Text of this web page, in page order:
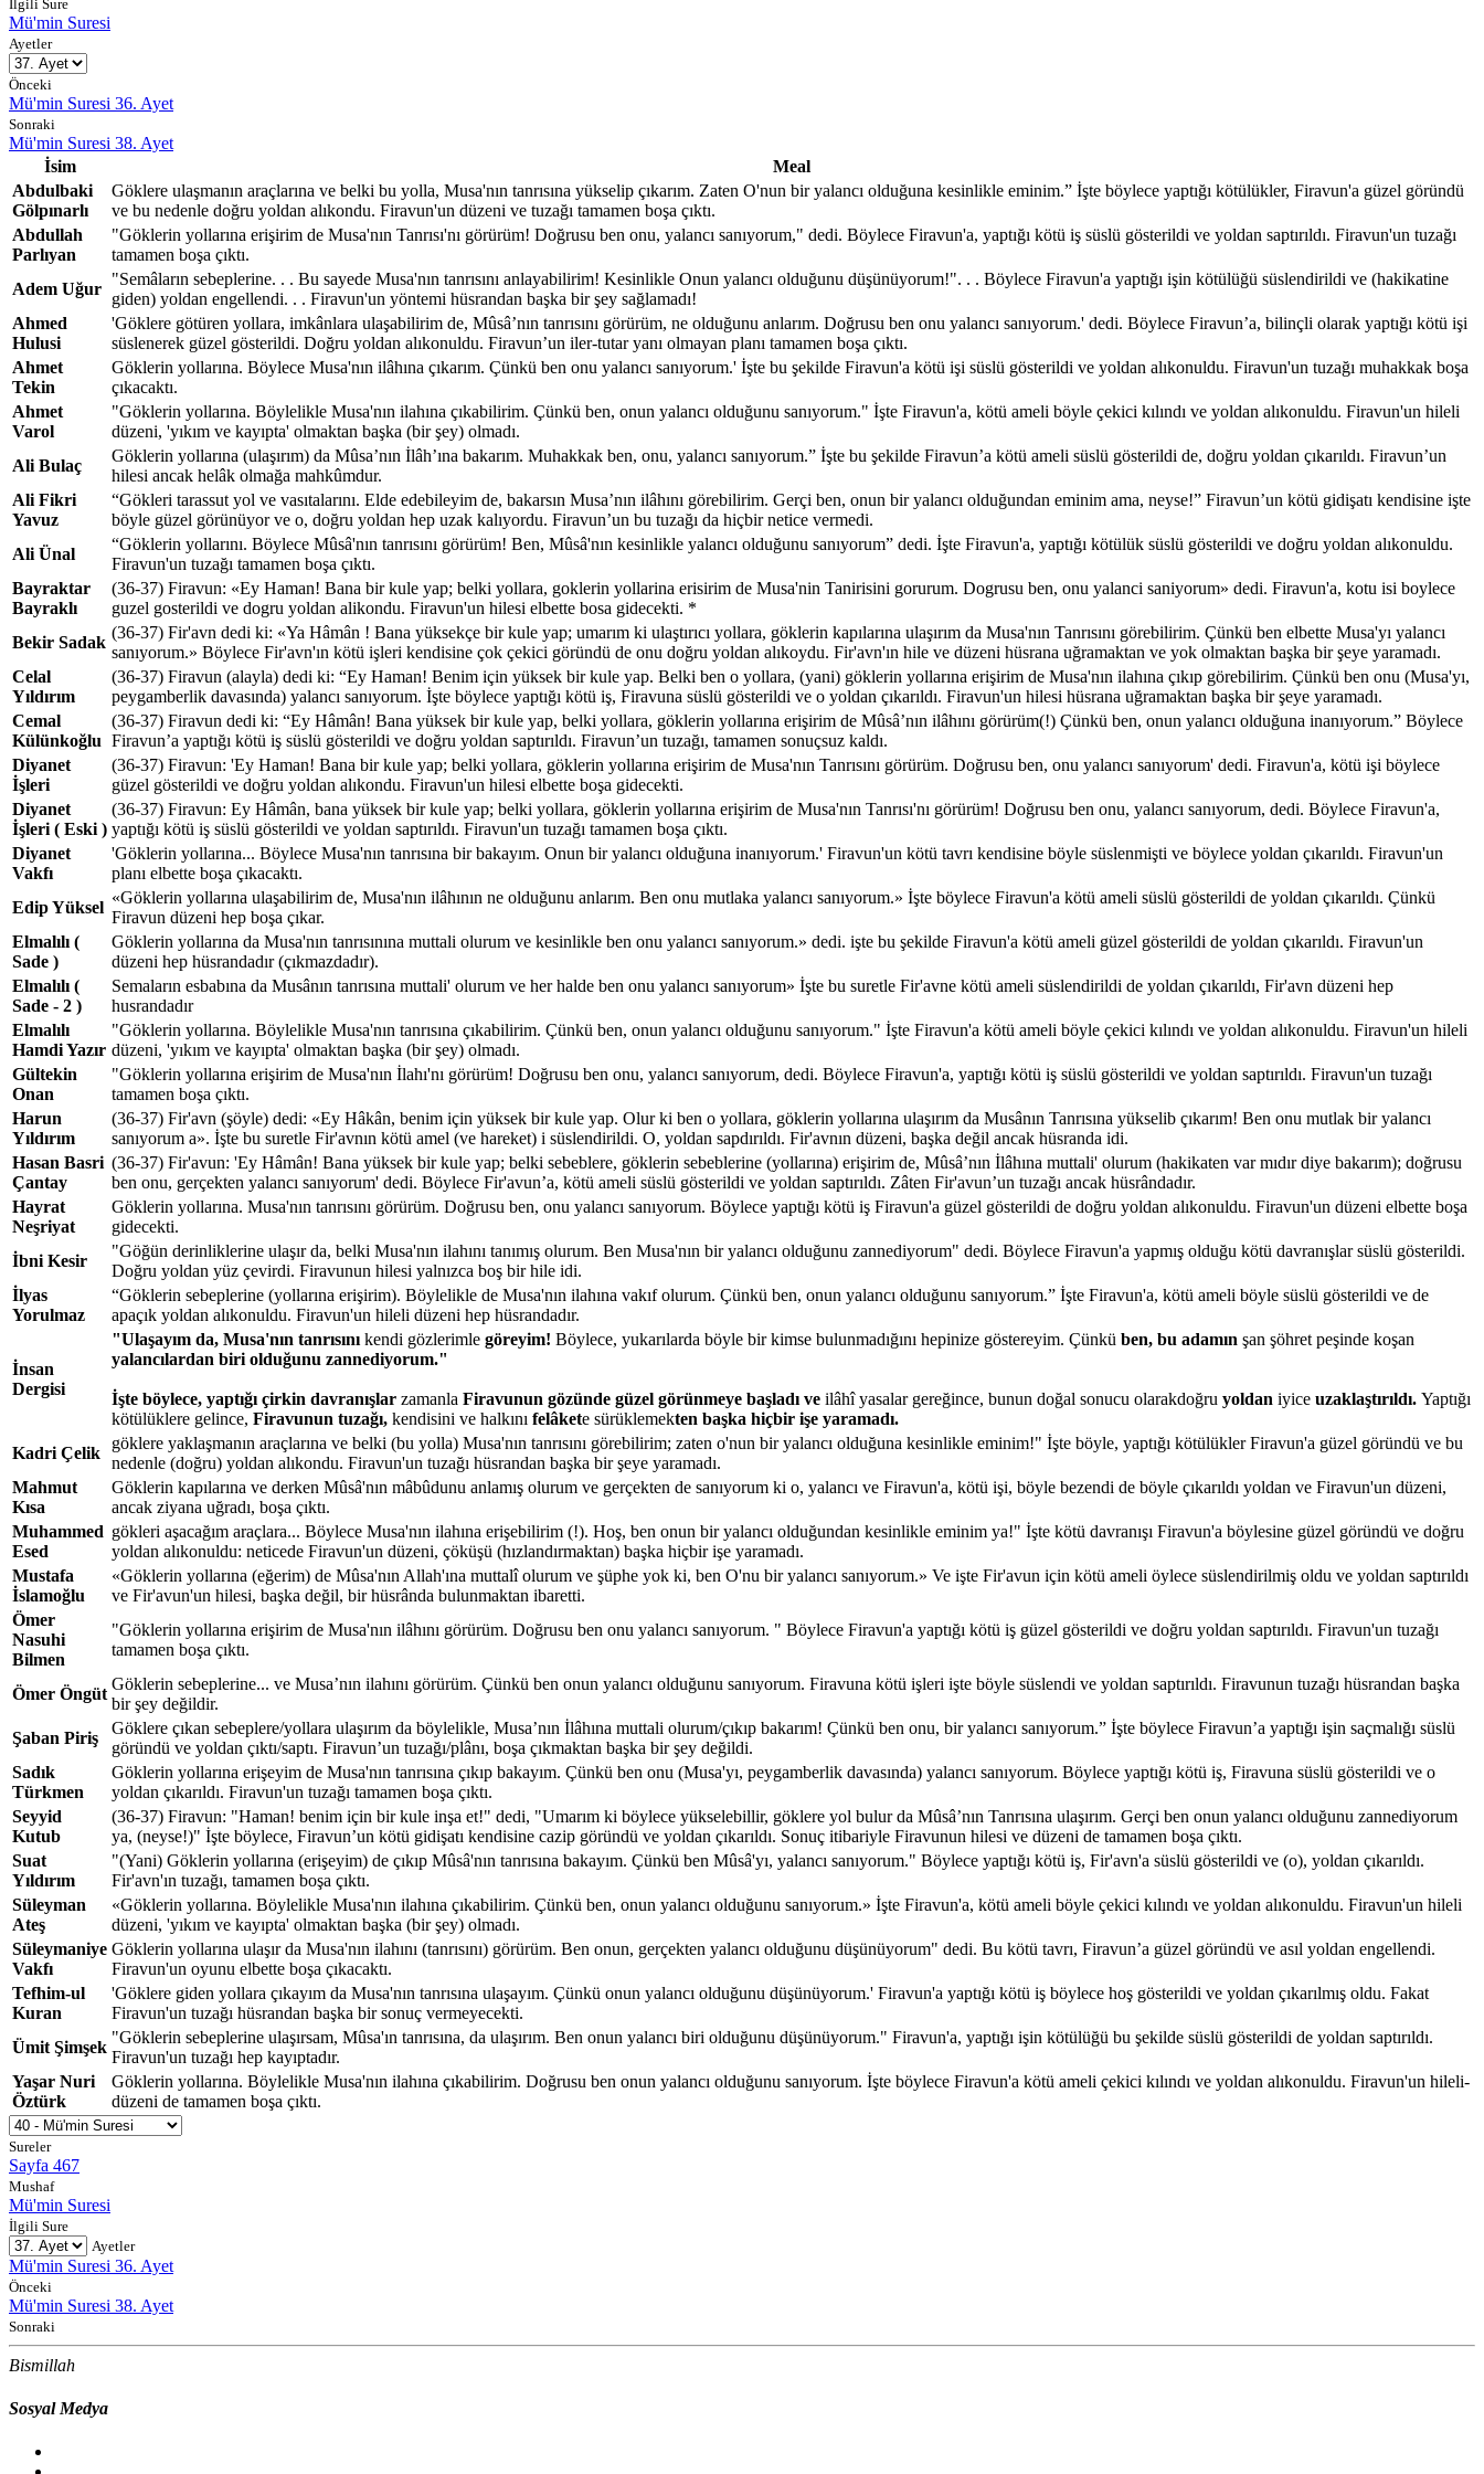
İlgili Sure
Mü'min Suresi
Ayetler
Önceki
Mü'min Suresi 36. Ayet
Sonraki
Mü'min Suresi 38. Ayet
İsim
Meal
Abdulbaki
Gölpınarlı
Göklere ulaşmanın araçlarına ve belki bu yolla, Musa'nın tanrısına yükselip çıkarım. Zaten O'nun bir yalancı olduğuna kesinlikle eminim.” İşte böylece yaptığı kötülükler, Firavun'a güzel göründü
ve bu nedenle doğru yoldan alıkondu. Firavun'un düzeni ve tuzağı tamamen boşa çıktı.
Abdullah
Parlıyan
"Göklerin yollarına erişirim de Musa'nın Tanrısı'nı görürüm! Doğrusu ben onu, yalancı sanıyorum," dedi. Böylece Firavun'a, yaptığı kötü iş süslü gösterildi ve yoldan saptırıldı. Firavun'un tuzağı
tamamen boşa çıktı.
Adem Uğur
"Semâların sebeplerine. . . Bu sayede Musa'nın tanrısını anlayabilirim! Kesinlikle Onun yalancı olduğunu düşünüyorum!". . . Böylece Firavun'a yaptığı işin kötülüğü süslendirildi ve (hakikatine
giden) yoldan engellendi. . . Firavun'un yöntemi hüsrandan başka bir şey sağlamadı!
Ahmed
Hulusi
'Göklere götüren yollara, imkânlara ulaşabilirim de, Mûsâ’nın tanrısını görürüm, ne olduğunu anlarım. Doğrusu ben onu yalancı sanıyorum.' dedi. Böylece Firavun’a, bilinçli olarak yaptığı kötü işi
süslenerek güzel gösterildi. Doğru yoldan alıkonuldu. Firavun’un iler-tutar yanı olmayan planı tamamen boşa çıktı.
Ahmet
Tekin
Göklerin yollarına. Böylece Musa'nın ilâhına çıkarım. Çünkü ben onu yalancı sanıyorum.' İşte bu şekilde Firavun'a kötü işi süslü gösterildi ve yoldan alıkonuldu. Firavun'un tuzağı muhakkak boşa
çıkacaktı.
Ahmet
Varol
"Göklerin yollarına. Böylelikle Musa'nın ilahına çıkabilirim. Çünkü ben, onun yalancı olduğunu sanıyorum." İşte Firavun'a, kötü ameli böyle çekici kılındı ve yoldan alıkonuldu. Firavun'un hileli
düzeni, 'yıkım ve kayıpta' olmaktan başka (bir şey) olmadı.
Ali Bulaç
Göklerin yollarına (ulaşırım) da Mûsa’nın İlâh’ına bakarım. Muhakkak ben, onu, yalancı sanıyorum.” İşte bu şekilde Firavun’a kötü ameli süslü gösterildi de, doğru yoldan çıkarıldı. Firavun’un
hilesi ancak helâk olmağa mahkûmdur.
Ali Fikri
Yavuz
“Gökleri tarassut yol ve vasıtalarını. Elde edebileyim de, bakarsın Musa’nın ilâhını görebilirim. Gerçi ben, onun bir yalancı olduğundan eminim ama, neyse!” Firavun’un kötü gidişatı kendisine işte
böyle güzel görünüyor ve o, doğru yoldan hep uzak kalıyordu. Firavun’un bu tuzağı da hiçbir netice vermedi.
Ali Ünal
“Göklerin yollarını. Böylece Mûsâ'nın tanrısını görürüm! Ben, Mûsâ'nın kesinlikle yalancı olduğunu sanıyorum” dedi. İşte Firavun'a, yaptığı kötülük süslü gösterildi ve doğru yoldan alıkonuldu.
Firavun'un tuzağı tamamen boşa çıktı.
Bayraktar
Bayraklı
(36-37) Firavun: «Ey Haman! Bana bir kule yap; belki yollara, goklerin yollarina erisirim de Musa'nin Tanirisini gorurum. Dogrusu ben, onu yalanci saniyorum» dedi. Firavun'a, kotu isi boylece
guzel gosterildi ve dogru yoldan alikondu. Firavun'un hilesi elbette bosa gidecekti. *
Bekir Sadak
(36-37) Fir'avn dedi ki: «Ya Hâmân ! Bana yüksekçe bir kule yap; umarım ki ulaştırıcı yollara, göklerin kapılarına ulaşırım da Musa'nın Tanrısını görebilirim. Çünkü ben elbette Musa'yı yalancı
sanıyorum.» Böylece Fir'avn'ın kötü işleri kendisine çok çekici göründü de onu doğru yoldan alıkoydu. Fir'avn'ın hile ve düzeni hüsrana uğramaktan ve yok olmaktan başka bir şeye yaramadı.
Celal
Yıldırım
(36-37) Firavun (alayla) dedi ki: “Ey Haman! Benim için yüksek bir kule yap. Belki ben o yollara, (yani) göklerin yollarına erişirim de Musa'nın ilahına çıkıp görebilirim. Çünkü ben onu (Musa'yı,
peygamberlik davasında) yalancı sanıyorum. İşte böylece yaptığı kötü iş, Firavuna süslü gösterildi ve o yoldan çıkarıldı. Firavun'un hilesi hüsrana uğramaktan başka bir şeye yaramadı.
Cemal
Külünkoğlu
(36-37) Firavun dedi ki: “Ey Hâmân! Bana yüksek bir kule yap, belki yollara, göklerin yollarına erişirim de Mûsâ’nın ilâhını görürüm(!) Çünkü ben, onun yalancı olduğuna inanıyorum.” Böylece
Firavun’a yaptığı kötü iş süslü gösterildi ve doğru yoldan saptırıldı. Firavun’un tuzağı, tamamen sonuçsuz kaldı.
Diyanet
İşleri
(36-37) Firavun: 'Ey Haman! Bana bir kule yap; belki yollara, göklerin yollarına erişirim de Musa'nın Tanrısını görürüm. Doğrusu ben, onu yalancı sanıyorum' dedi. Firavun'a, kötü işi böylece
güzel gösterildi ve doğru yoldan alıkondu. Firavun'un hilesi elbette boşa gidecekti.
Diyanet
İşleri ( Eski )
(36-37) Firavun: Ey Hâmân, bana yüksek bir kule yap; belki yollara, göklerin yollarına erişirim de Musa'nın Tanrısı'nı görürüm! Doğrusu ben onu, yalancı sanıyorum, dedi. Böylece Firavun'a,
yaptığı kötü iş süslü gösterildi ve yoldan saptırıldı. Firavun'un tuzağı tamamen boşa çıktı.
Diyanet
Vakfı
'Göklerin yollarına... Böylece Musa'nın tanrısına bir bakayım. Onun bir yalancı olduğuna inanıyorum.' Firavun'un kötü tavrı kendisine böyle süslenmişti ve böylece yoldan çıkarıldı. Firavun'un
planı elbette boşa çıkacaktı.
Edip Yüksel
«Göklerin yollarına ulaşabilirim de, Musa'nın ilâhının ne olduğunu anlarım. Ben onu mutlaka yalancı sanıyorum.» İşte böylece Firavun'a kötü ameli süslü gösterildi de yoldan çıkarıldı. Çünkü
Firavun düzeni hep boşa çıkar.
Elmalılı (
Sade )
Göklerin yollarına da Musa'nın tanrısınına muttali olurum ve kesinlikle ben onu yalancı sanıyorum.» dedi. işte bu şekilde Firavun'a kötü ameli güzel gösterildi de yoldan çıkarıldı. Firavun'un
düzeni hep hüsrandadır (çıkmazdadır).
Elmalılı (
Sade - 2 )
Semaların esbabına da Musânın tanrısına muttali' olurum ve her halde ben onu yalancı sanıyorum» İşte bu suretle Fir'avne kötü ameli süslendirildi de yoldan çıkarıldı, Fir'avn düzeni hep
husrandadır
Elmalılı
Hamdi Yazır
"Göklerin yollarına. Böylelikle Musa'nın tanrısına çıkabilirim. Çünkü ben, onun yalancı olduğunu sanıyorum." İşte Firavun'a kötü ameli böyle çekici kılındı ve yoldan alıkonuldu. Firavun'un hileli
düzeni, 'yıkım ve kayıpta' olmaktan başka (bir şey) olmadı.
Gültekin
Onan
"Göklerin yollarına erişirim de Musa'nın İlahı'nı görürüm! Doğrusu ben onu, yalancı sanıyorum, dedi. Böylece Firavun'a, yaptığı kötü iş süslü gösterildi ve yoldan saptırıldı. Firavun'un tuzağı
tamamen boşa çıktı.
Harun
Yıldırım
(36-37) Fir'avn (şöyle) dedi: «Ey Hâkân, benim için yüksek bir kule yap. Olur ki ben o yollara, göklerin yollarına ulaşırım da Musânın Tanrısına yükselib çıkarım! Ben onu mutlak bir yalancı
sanıyorum a». İşte bu suretle Fir'avnın kötü amel (ve hareket) i süslendirildi. O, yoldan sapdırıldı. Fir'avnın düzeni, başka değil ancak hüsranda idi.
Hasan Basri
Çantay
(36-37) Fir'avun: 'Ey Hâmân! Bana yüksek bir kule yap; belki sebeblere, göklerin sebeblerine (yollarına) erişirim de, Mûsâ’nın İlâhına muttali' olurum (hakikaten var mıdır diye bakarım); doğrusu
ben onu, gerçekten yalancı sanıyorum' dedi. Böylece Fir'avun’a, kötü ameli süslü gösterildi ve yoldan saptırıldı. Zâten Fir'avun’un tuzağı ancak hüsrândadır.
Hayrat
Neşriyat
Göklerin yollarına. Musa'nın tanrısını görürüm. Doğrusu ben, onu yalancı sanıyorum. Böylece yaptığı kötü iş Firavun'a güzel gösterildi de doğru yoldan alıkonuldu. Firavun'un düzeni elbette boşa
gidecekti.
İbni Kesir
"Göğün derinliklerine ulaşır da, belki Musa'nın ilahını tanımış olurum. Ben Musa'nın bir yalancı olduğunu zannediyorum" dedi. Böylece Firavun'a yapmış olduğu kötü davranışlar süslü gösterildi.
Doğru yoldan yüz çevirdi. Firavunun hilesi yalnızca boş bir hile idi.
İlyas
Yorulmaz
“Göklerin sebeplerine (yollarına erişirim). Böylelikle de Musa'nın ilahına vakıf olurum. Çünkü ben, onun yalancı olduğunu sanıyorum.” İşte Firavun'a, kötü ameli böyle süslü gösterildi ve de
apaçık yoldan alıkonuldu. Firavun'un hileli düzeni hep hüsrandadır.
İnsan
Dergisi
"Ulaşayım da, Musa'nın tanrısını kendi gözlerimle göreyim! Böylece, yukarılarda böyle bir kimse bulunmadığını hepinize göstereyim. Çünkü ben, bu adamın şan şöhret peşinde koşan
yalancılardan biri olduğunu zannediyorum."
İşte böylece, yaptığı çirkin davranışlar zamanla Firavunun gözünde güzel görünmeye başladı ve ilâhî yasalar gereğince, bunun doğal sonucu olarakdoğru yoldan iyice uzaklaştırıldı. Yaptığı
kötülüklere gelince, Firavunun tuzağı, kendisini ve halkını felâkete sürüklemekten başka hiçbir işe yaramadı.
Kadri Çelik
göklere yaklaşmanın araçlarına ve belki (bu yolla) Musa'nın tanrısını görebilirim; zaten o'nun bir yalancı olduğuna kesinlikle eminim!" İşte böyle, yaptığı kötülükler Firavun'a güzel göründü ve bu
nedenle (doğru) yoldan alıkondu. Firavun'un tuzağı hüsrandan başka bir şeye yaramadı.
Mahmut
Kısa
Göklerin kapılarına ve derken Mûsâ'nın mâbûdunu anlamış olurum ve gerçekten de sanıyorum ki o, yalancı ve Firavun'a, kötü işi, böyle bezendi de böyle çıkarıldı yoldan ve Firavun'un düzeni,
ancak ziyana uğradı, boşa çıktı.
Muhammed
Esed
gökleri aşacağım araçlara... Böylece Musa'nın ilahına erişebilirim (!). Hoş, ben onun bir yalancı olduğundan kesinlikle eminim ya!" İşte kötü davranışı Firavun'a böylesine güzel göründü ve doğru
yoldan alıkonuldu: neticede Firavun'un düzeni, çöküşü (hızlandırmaktan) başka hiçbir işe yaramadı.
Mustafa
İslamoğlu
«Göklerin yollarına (eğerim) de Mûsa'nın Allah'ına muttalî olurum ve şüphe yok ki, ben O'nu bir yalancı sanıyorum.» Ve işte Fir'avun için kötü ameli öylece süslendirilmiş oldu ve yoldan saptırıldı
ve Fir'avun'un hilesi, başka değil, bir hüsrânda bulunmaktan ibaretti.
Ömer
Nasuhi
Bilmen
"Göklerin yollarına erişirim de Musa'nın ilâhını görürüm. Doğrusu ben onu yalancı sanıyorum. " Böylece Firavun'a yaptığı kötü iş güzel gösterildi ve doğru yoldan saptırıldı. Firavun'un tuzağı
tamamen boşa çıktı.
Ömer Öngüt
Göklerin sebeplerine... ve Musa’nın ilahını görürüm. Çünkü ben onun yalancı olduğunu sanıyorum. Firavuna kötü işleri işte böyle süslendi ve yoldan saptırıldı. Firavunun tuzağı hüsrandan başka
bir şey değildir.
Şaban Piriş
Göklere çıkan sebeplere/yollara ulaşırım da böylelikle, Musa’nın İlâhına muttali olurum/çıkıp bakarım! Çünkü ben onu, bir yalancı sanıyorum.” İşte böylece Firavun’a yaptığı işin saçmalığı süslü
göründü ve yoldan çıktı/saptı. Firavun’un tuzağı/plânı, boşa çıkmaktan başka bir şey değildi.
Sadık
Türkmen
Göklerin yollarına erişeyim de Musa'nın tanrısına çıkıp bakayım. Çünkü ben onu (Musa'yı, peygamberlik davasında) yalancı sanıyorum. Böylece yaptığı kötü iş, Firavuna süslü gösterildi ve o
yoldan çıkarıldı. Firavun'un tuzağı tamamen boşa çıktı.
Seyyid
Kutub
(36-37) Firavun: "Haman! benim için bir kule inşa et!" dedi, "Umarım ki böylece yükselebillir, göklere yol bulur da Mûsâ’nın Tanrısına ulaşırım. Gerçi ben onun yalancı olduğunu zannediyorum
ya, (neyse!)" İşte böylece, Firavun’un kötü gidişatı kendisine cazip göründü ve yoldan çıkarıldı. Sonuç itibariyle Firavunun hilesi ve düzeni de tamamen boşa çıktı.
Suat
Yıldırım
"(Yani) Göklerin yollarına (erişeyim) de çıkıp Mûsâ'nın tanrısına bakayım. Çünkü ben Mûsâ'yı, yalancı sanıyorum." Böylece yaptığı kötü iş, Fir'avn'a süslü gösterildi ve (o), yoldan çıkarıldı.
Fir'avn'ın tuzağı, tamamen boşa çıktı.
Süleyman
Ateş
«Göklerin yollarına. Böylelikle Musa'nın ilahına çıkabilirim. Çünkü ben, onun yalancı olduğunu sanıyorum.» İşte Firavun'a, kötü ameli böyle çekici kılındı ve yoldan alıkonuldu. Firavun'un hileli
düzeni, 'yıkım ve kayıpta' olmaktan başka (bir şey) olmadı.
Süleymaniye
Vakfı
Göklerin yollarına ulaşır da Musa'nın ilahını (tanrısını) görürüm. Ben onun, gerçekten yalancı olduğunu düşünüyorum" dedi. Bu kötü tavrı, Firavun’a güzel göründü ve asıl yoldan engellendi.
Firavun'un oyunu elbette boşa çıkacaktı.
Tefhim-ul
Kuran
'Göklere giden yollara çıkayım da Musa'nın tanrısına ulaşayım. Çünkü onun yalancı olduğunu düşünüyorum.' Firavun'a yaptığı kötü iş böylece hoş gösterildi ve yoldan çıkarılmış oldu. Fakat
Firavun'un tuzağı hüsrandan başka bir sonuç vermeyecekti.
Ümit Şimşek
"Göklerin sebeplerine ulaşırsam, Mûsa'ın tanrısına, da ulaşırım. Ben onun yalancı biri olduğunu düşünüyorum." Firavun'a, yaptığı işin kötülüğü bu şekilde süslü gösterildi de yoldan saptırıldı.
Firavun'un tuzağı hep kayıptadır.
Yaşar Nuri
Öztürk
Göklerin yollarına. Böylelikle Musa'nın ilahına çıkabilirim. Doğrusu ben onun yalancı olduğunu sanıyorum. İşte böylece Firavun'a kötü ameli çekici kılındı ve yoldan alıkonuldu. Firavun'un hileli-
düzeni de tamamen boşa çıktı.
Sureler
Sayfa 467
Mushaf
Mü'min Suresi
İlgili Sure
Ayetler
Mü'min Suresi 36. Ayet
Önceki
Mü'min Suresi 38. Ayet
Sonraki
Bismillah
Sosyal Medya